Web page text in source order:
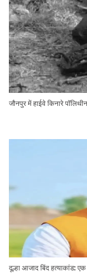
जौनपुर में हाईवे किनारे
दूल्हा आजाद बिंद हत्याकांड: